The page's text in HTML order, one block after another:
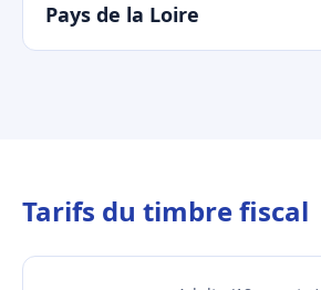
Pays de la Loire
Tarifs du timbre fiscal